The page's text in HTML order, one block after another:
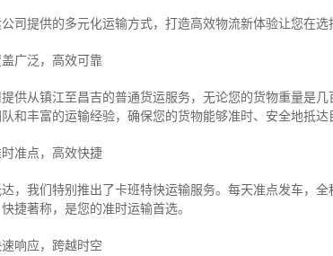
司提供的多元化运输方式，打造高效物流新体验让您在选
广泛，高效可靠
供从镇江至昌吉的普通货运服务，无论您的货物重量是
和丰富的运输经验，确保您的货物能够准时、安全地抵达
准点，高效快捷
，我们特别推出了卡班特快运输服务。每天准点发车，
捷著称，是您的准时运输首选。
响应，跨越时空